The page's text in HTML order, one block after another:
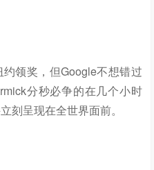
领奖，但Google不想错过
分秒必争的在几个小时
刻呈现在全世界面前。